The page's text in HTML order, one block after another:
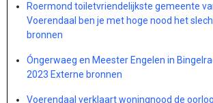
Roermond toiletvriendelijkste gemeente
Voerendaal ben je met hoge nood het
bronnen
Óngerwaeg en Meester Engelen in
2023 Externe bronnen
Voerendaal verklaart woningnood de